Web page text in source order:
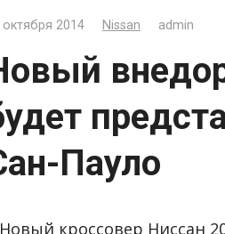
октября 2014 Nissan admin
Пауло